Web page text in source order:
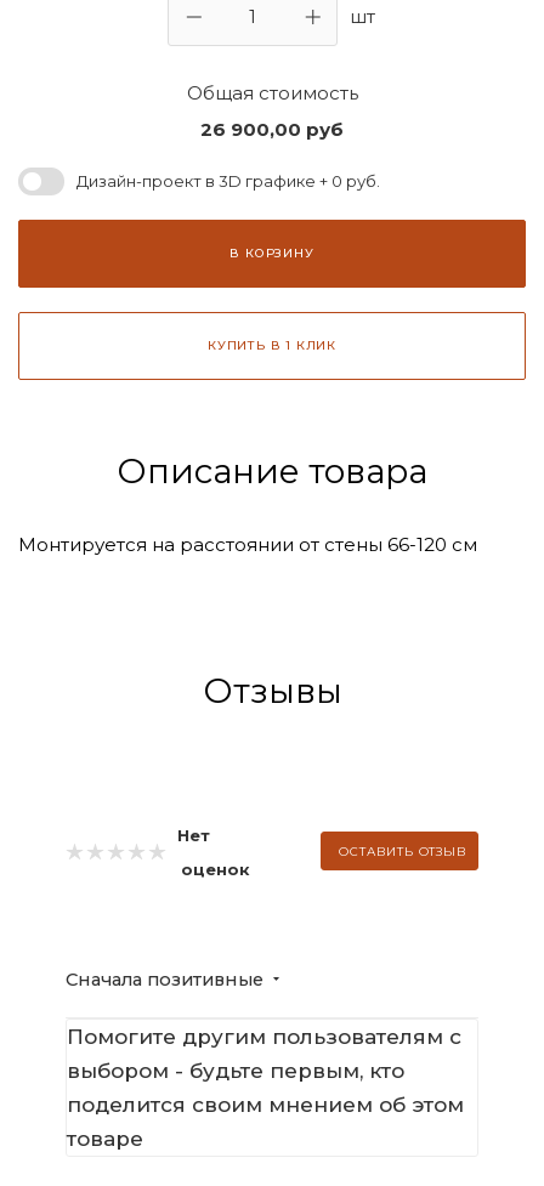
шт
Общая стоимость
26 900,00 руб
Дизайн-проект в 3D графике + 0 руб.
В КОРЗИНУ
КУПИТЬ В 1 КЛИК
Описание товара
Монтируется на расстоянии от стены 66-120 см
Отзывы
Нет
оценок
ОСТАВИТЬ ОТЗЫВ
Сначала позитивные
Помогите другим пользователям с
выбором - будьте первым, кто
поделится своим мнением об этом
товаре